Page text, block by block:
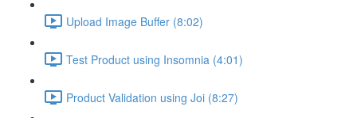
Upload Image Buffer (8:02)
Test Product using Insomnia (4:01)
Product Validation using Joi (8:27)